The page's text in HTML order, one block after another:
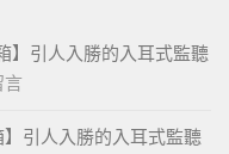
】引人入勝的入耳式監聽
言
】引人入勝的入耳式監聽